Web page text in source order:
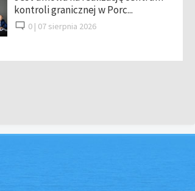
kontroli granicznej w Porc...
0 | 07 sierpnia 2026